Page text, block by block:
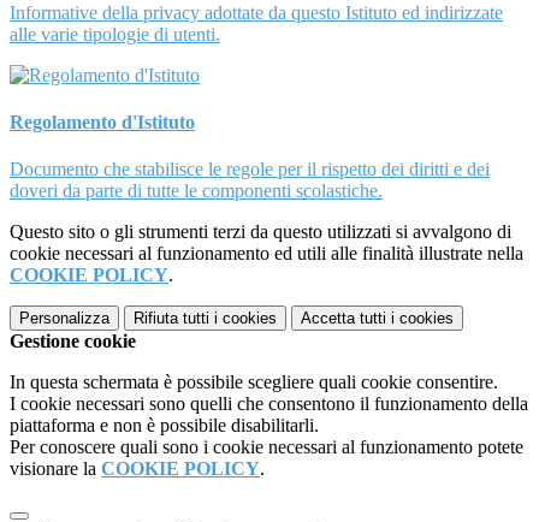
Informative della privacy adottate da questo Istituto ed indirizzate
alle varie tipologie di utenti.
Regolamento d'Istituto
Documento che stabilisce le regole per il rispetto dei diritti e dei
doveri da parte di tutte le componenti scolastiche.
Questo sito o gli strumenti terzi da questo utilizzati si avvalgono di
cookie necessari al funzionamento ed utili alle finalità illustrate nella
COOKIE POLICY.
Personalizza Rifiuta tutti i cookies Accetta tutti i cookies
Gestione cookie
In questa schermata è possibile scegliere quali cookie consentire.
I cookie necessari sono quelli che consentono il funzionamento della
piattaforma e non è possibile disabilitarli.
Per conoscere quali sono i cookie necessari al funzionamento potete
visionare la COOKIE POLICY.